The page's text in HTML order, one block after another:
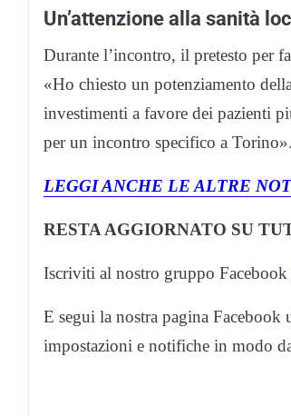
Un’attenzione alla sanità
Durante l’incontro, il pretesto per
«Ho chiesto un potenziamento
investimenti a favore dei pazienti
per un incontro specifico a Torino».
LEGGI ANCHE LE ALTRE
RESTA AGGIORNATO SU
Iscriviti al nostro gruppo Facebook
E segui la nostra pagina Facebook
impostazioni e notifiche in modo